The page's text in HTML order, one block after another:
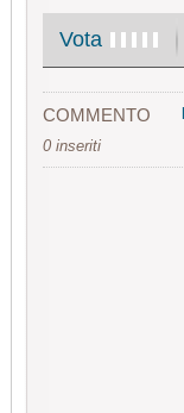
Vota
COMMENTO
0 inseriti